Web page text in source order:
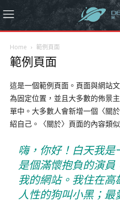
Home 範例頁面
範例頁面
這是一個範例頁面。頁面與網站
為固定位置，並且大多數的佈景
單中。大多數人會新增一個〈關
紹自己。〈關於〉頁面的內容類
嗨，你好！白天我是
是個滿懷抱負的演員
我的網站。我住在高
人性的狗叫小黑；最